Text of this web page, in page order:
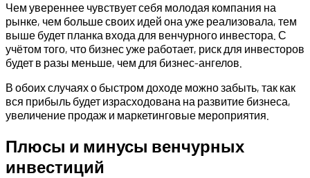
Чем увереннее чувствует себя молодая компания на
рынке, чем больше своих идей она уже реализовала, тем
выше будет планка входа для венчурного инвестора. С
учётом того, что бизнес уже работает, риск для инвесторов
будет в разы меньше, чем для бизнес-ангелов.
В обоих случаях о быстром доходе можно забыть, так как
вся прибыль будет израсходована на развитие бизнеса,
увеличение продаж и маркетинговые мероприятия.
Плюсы и минусы венчурных
инвестиций